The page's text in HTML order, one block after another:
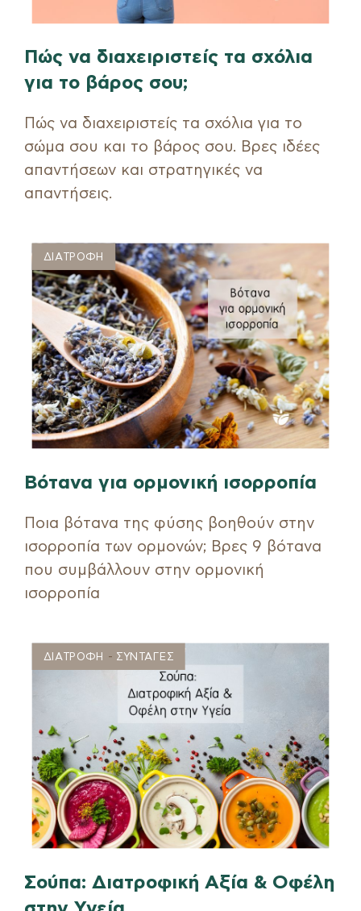
Πώς να διαχειριστείς τα σχόλια
για το βάρος σου;
Πώς να διαχειριστείς τα σχόλια για το
σώμα σου και το βάρος σου. Βρες ιδέες
απαντήσεων και στρατηγικές να
απαντήσεις.
ΔΙΑΤΡΟΦΗ
Βότανα για ορμονική ισορροπία
Ποια βότανα της φύσης βοηθούν στην
ισορροπία των ορμονών; Βρες 9 βότανα
που συμβάλλουν στην ορμονική
ισορροπία
ΔΙΑΤΡΟΦΗ - ΣΥΝΤΑΓΕΣ
Σούπα: Διατροφική Αξία & Οφέλη
ζωής;
Είσαι πιο κοντά από ό,τι πιστεύεις!
Αποδέχομαι τα δεδομένα μου να συλλέγονται βάσει
του GDPR.
Διαβάστε περισσότερα .
*